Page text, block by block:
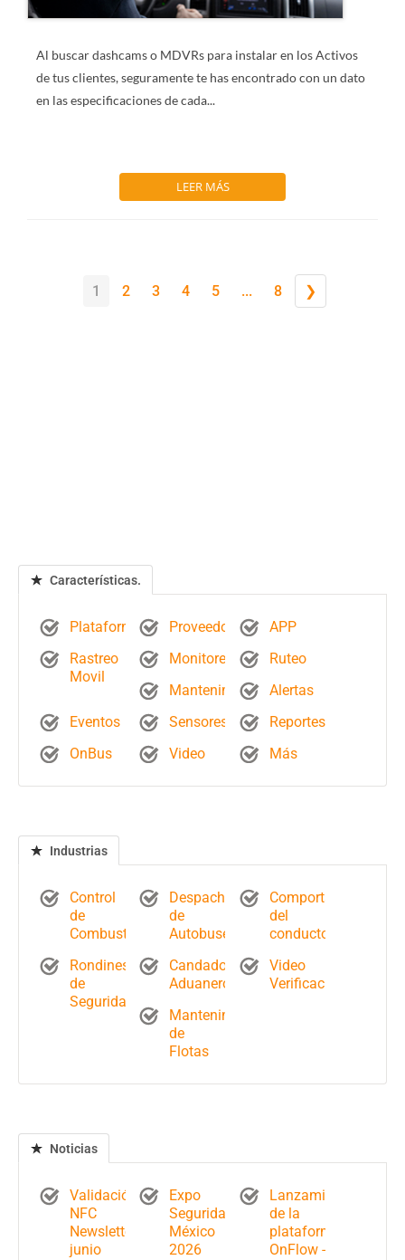
Al buscar dashcams o MDVRs para instalar en los Activos
de tus clientes, seguramente te has encontrado con un dato
en las especificaciones de cada...
LEER MÁS
1 2 3 4 5 ... 8 ❯
Características.
Plataforma Proveedores
APP
Rastreo
Movil
Monitoreo
Ruteo
MantenimientosAlertas
Eventos
Sensores
Reportes
OnBus
Video Más
Industrias
Control
de
Combustible
Despacho
de
Autobuses
Comportamiento
del
conductor
Rondines
de
Seguridad
Candados
Aduaneros
Video
Verificación
Mantenimiento
de
Flotas
Noticias
Validación
NFC
Newsletter
junio
Expo
Seguridad
México
2026
Lanzamiento
de la
plataforma
OnFlow -